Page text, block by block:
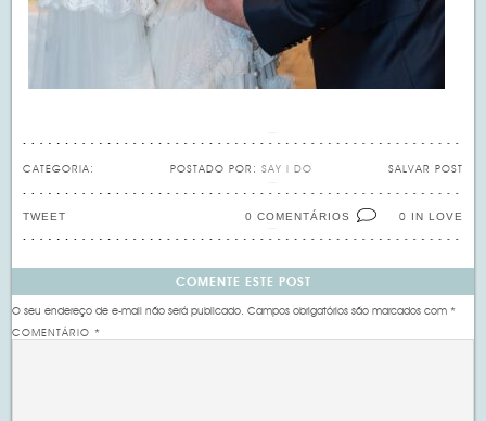
CATEGORIA: SALVAR POST
POSTADO POR: SAY I DO
0 IN LOVE
0 COMENTÁRIOS
TWEET
COMENTE ESTE POST
O seu endereço de e-mail não será publicado. Campos obrigatórios são marcados com*
COMENTÁRIO*